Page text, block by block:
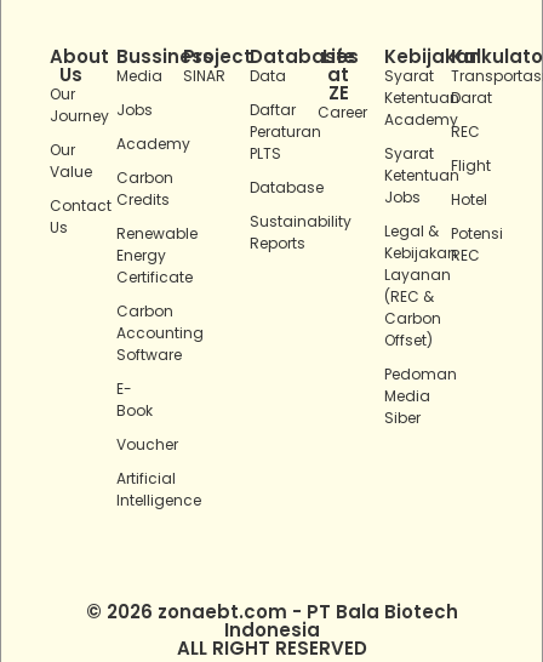
About
Us
Our
Journey
Our
Value
Contact
Us
Bussiness
Media
Jobs
Academy
Carbon
Credits
Renewable
Energy
Certificate
Carbon
Accounting
Software
E-
Book
Voucher
Artificial
Intelligence
Project
SINAR
Databases
Data
Daftar
Peraturan
PLTS
Database
Sustainability
Reports
Life
at
ZE
Career
Kebijakan
Syarat
Ketentuan
Academy
Syarat
Ketentuan
Jobs
Legal &
Kebijakan
Layanan
(REC &
Carbon
Offset)
Pedoman
Media
Siber
Darat
REC
Flight
Hotel
Potensi
REC
© 2026 zonaebt.com - PT Bala Biotech
Indonesia
ALL RIGHT RESERVED